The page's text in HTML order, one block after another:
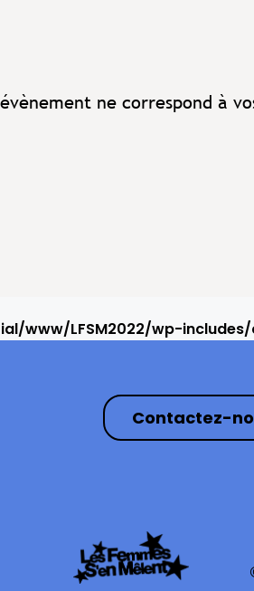
ne correspond à
www/LFSM2022/wp-
Contactez-